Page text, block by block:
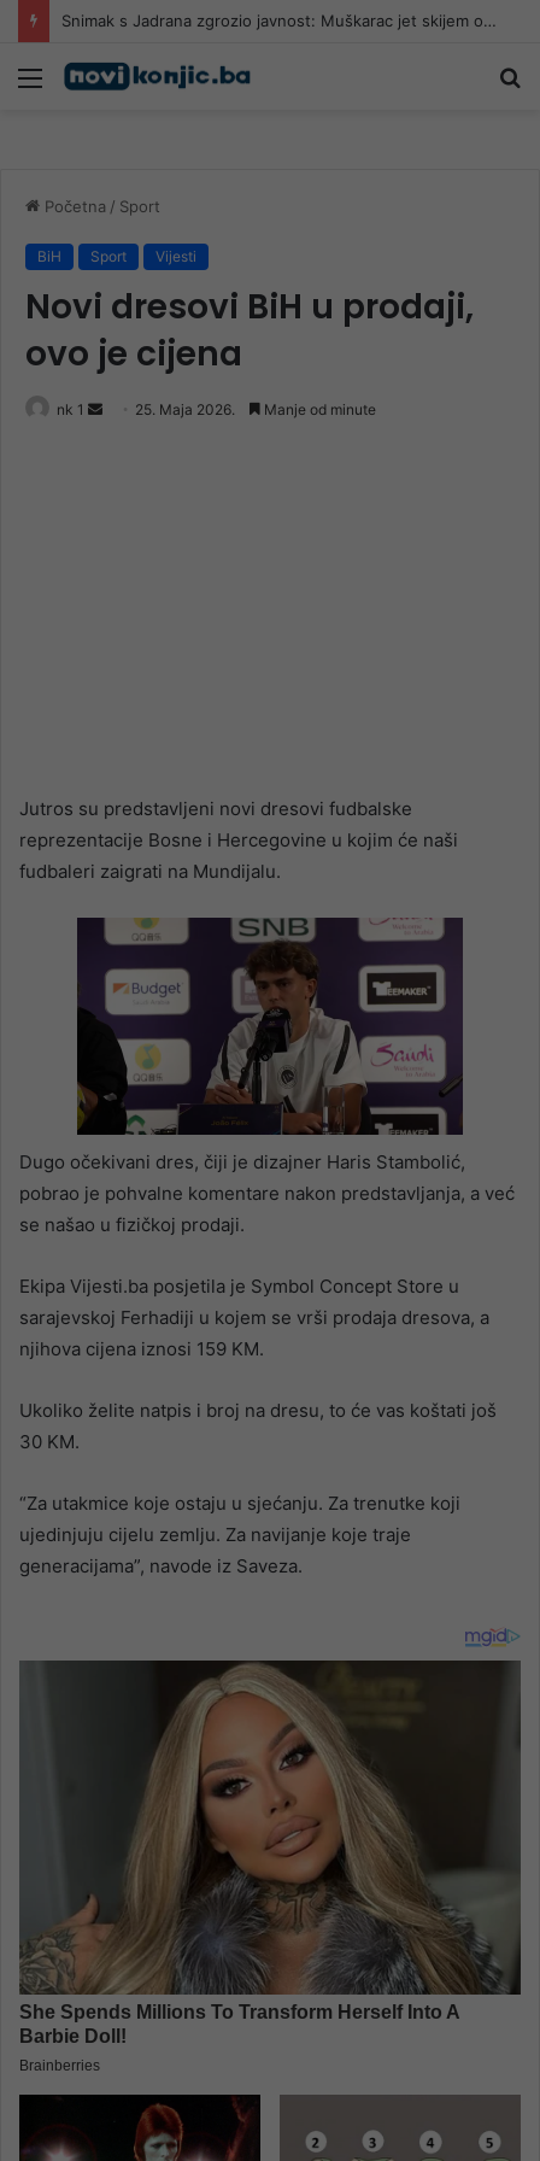
Snimak s Jadrana zgrozio javnost: Muškarac jet skijem ometao avione koji su gasili požar
Meni
Početna / Sport
BiH Sport Vijesti
Novi dresovi BiH u prodaji,
ovo je cijena
nk 1
Send 25. Maja 2026. Manje od minute
Jutros su predstavljeni novi dresovi fudbalske
reprezentacije Bosne i Hercegovine u kojim će naši
fudbaleri zaigrati na Mundijalu.
Dugo očekivani dres, čiji je dizajner Haris Stambolić,
pobrao je pohvalne komentare nakon predstavljanja, a već
se našao u fizičkoj prodaji.
Ekipa Vijesti.ba posjetila je Symbol Concept Store u
sarajevskoj Ferhadiji u kojem se vrši prodaja dresova, a
njihova cijena iznosi 159 KM.
Ukoliko želite natpis i broj na dresu, to će vas koštati još
30 KM.
“Za utakmice koje ostaju u sjećanju. Za trenutke koji
ujedinjuju cijelu zemlju. Za navijanje koje traje
generacijama”, navode iz Saveza.